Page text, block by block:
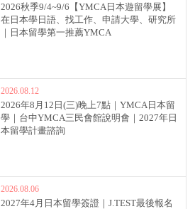
2026秋季9/4~9/6【YMCA日本遊留學展】
在日本學日語、找工作、申請大學、研究所
｜日本留學第一推薦YMCA
2026.08.12
2026年8月12日(三)晚上7點｜YMCA日本留
學｜台中YMCA三民會館說明會｜2027年日
本留學計畫諮詢
2026.08.06
2027年4月日本留學簽證｜J.TEST最後報名